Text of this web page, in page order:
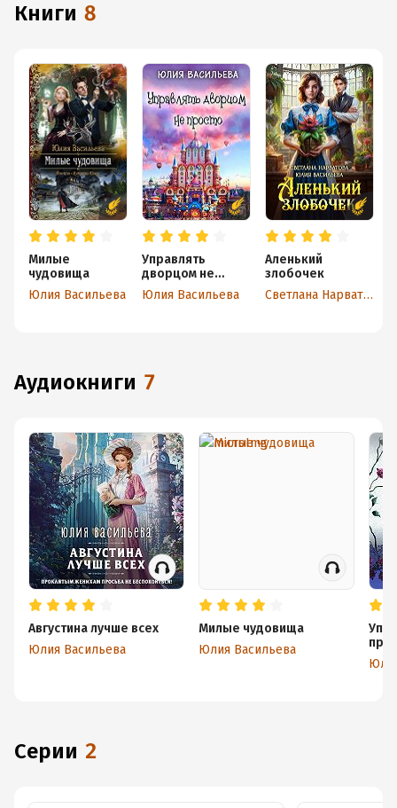
книги 8
Милые
чудовища
Юлия Васильева
Управлять
дворцом не
просто
Юлия Васильева
Аленький
злобочек
Светлана Нарватова
аудиокниги 7
Августина лучше всех
Юлия Васильева
Милые чудовища
Юлия Васильева
Серии 2